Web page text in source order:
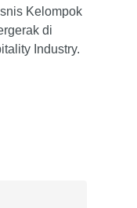
Kelompok
di
Industry.